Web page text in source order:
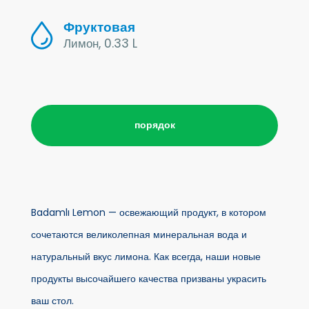
Фруктовая
Лимон, 0.33 L
Badamlı Lemon — освежающий продукт, в котором
сочетаются великолепная минеральная вода и
натуральный вкус лимона. Как всегда, наши новые
продукты высочайшего качества призваны украсить
ваш стол.
порядок